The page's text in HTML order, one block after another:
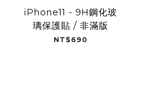
iPhone11 - 9H鋼化玻
璃保護貼 / 非滿版
NT$690